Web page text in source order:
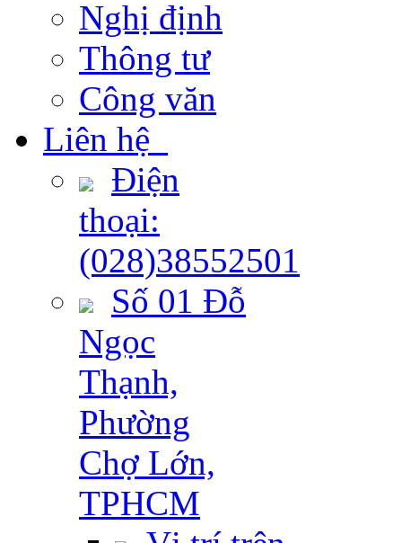
Nghị định
Thông tư
Công văn
Liên hệ
Điện
thoại:
(028)38552501
Số 01 Đỗ
Ngọc
Thạnh,
Phường
Chợ Lớn,
TPHCM